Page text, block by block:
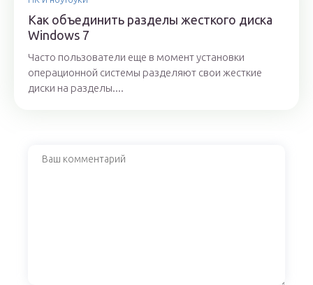
Как объединить разделы жесткого диска
Windows 7
Часто пользователи еще в момент установки
операционной системы разделяют свои жесткие
диски на разделы....